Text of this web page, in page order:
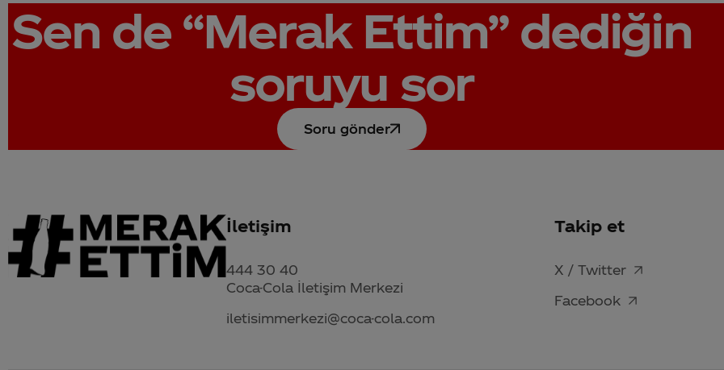
Sen de “Merak Ettim”dediğin
soruyu sor
Soru gönder
İletişim
444 30 40
Coca-Cola İletişim Merkezi
iletisimmerkezi@coca-cola.com
Takip et
X / Twitter
Facebook